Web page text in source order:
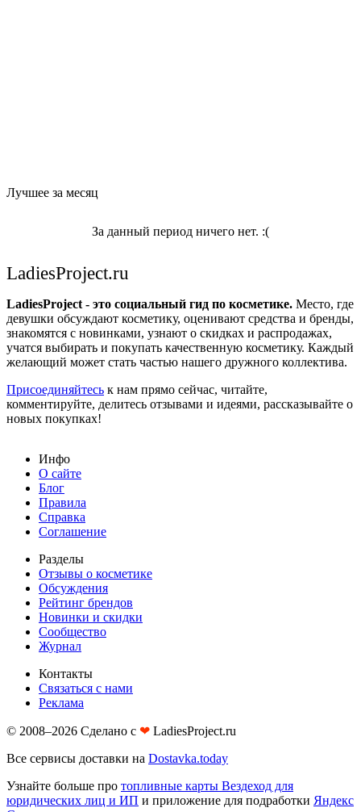
Лучшее за месяц
За данный период ничего нет. :(
LadiesProject.ru
LadiesProject - это социальный гид по косметике. Место, где
девушки обсуждают косметику, оценивают средства и бренды,
знакомятся с новинками, узнают о скидках и распродажах,
учатся выбирать и покупать качественную косметику. Каждый
желающий может стать частью нашего дружного коллектива.
Присоединяйтесь к нам прямо сейчас, читайте,
комментируйте, делитесь отзывами и идеями, рассказывайте о
новых покупках!
Инфо
О сайте
Блог
Правила
Справка
Соглашение
Разделы
Отзывы о косметике
Обсуждения
Рейтинг брендов
Новинки и скидки
Сообщество
Журнал
Контакты
Связаться с нами
Реклама
© 2008–2026 Сделано с ❤︎ LadiesProject.ru
Все сервисы доставки на Dostavka.today
Узнайте больше про топливные карты Вездеход для
юридических лиц и ИП и приложение для подработки Яндекс